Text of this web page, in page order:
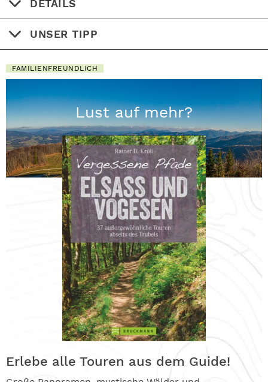
DETAILS
UNSER TIPP
FAMILIENFREUNDLICH
Lust auf mehr?
Erlebe alle Touren aus dem Guide!